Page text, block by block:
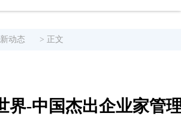
动态 > 正文
界-中国杰出企业家管